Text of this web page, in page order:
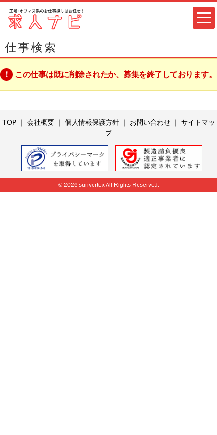
仕事検索
この仕事は既に削除されたか、募集を終了しております。
TOP｜ 会社概要｜ 個人情報保護方針｜ お問い合わせ｜ サイトマッ
プ
© 2026 sunvertex All Rights Reserved.